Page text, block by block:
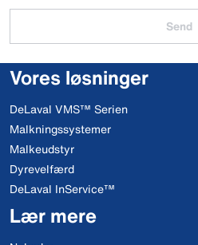
Send
Vores løsninger
DeLaval VMS™ Serien
Malkningssystemer
Malkeudstyr
Dyrevelfærd
DeLaval InService™
Lær mere